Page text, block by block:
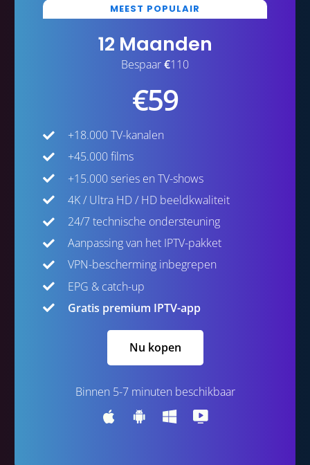
12 Maanden
MEEST POPULAIR
Bespaar€110
€59
+18.000 TV-kanalen
+45.000 films
+15.000 series en TV-shows
4K / Ultra HD / HD beeldkwaliteit
24/7 technische ondersteuning
Aanpassing van het IPTV-pakket
VPN-bescherming inbegrepen
EPG & catch-up
Gratis premium IPTV-app
Nu kopen
Binnen 5-7 minuten beschikbaar